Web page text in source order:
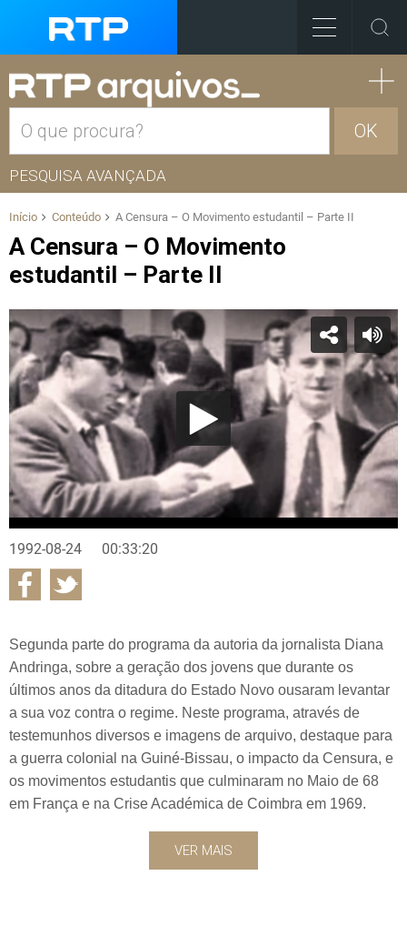
OK
PESQUISA AVANÇADA
Início Conteúdo A Censura – O Movimento estudantil – Parte II
A Censura – O Movimento
estudantil – Parte II
1992-08-24 00:33:20
Segunda parte do programa da autoria da jornalista Diana
Andringa, sobre a geração dos jovens que durante os
últimos anos da ditadura do Estado Novo ousaram levantar
a sua voz contra o regime. Neste programa, através de
testemunhos diversos e imagens de arquivo, destaque para
a guerra colonial na Guiné-Bissau, o impacto da Censura, e
os movimentos estudantis que culminaram no Maio de 68
em França e na Crise Académica de Coimbra em 1969.
VER MAIS